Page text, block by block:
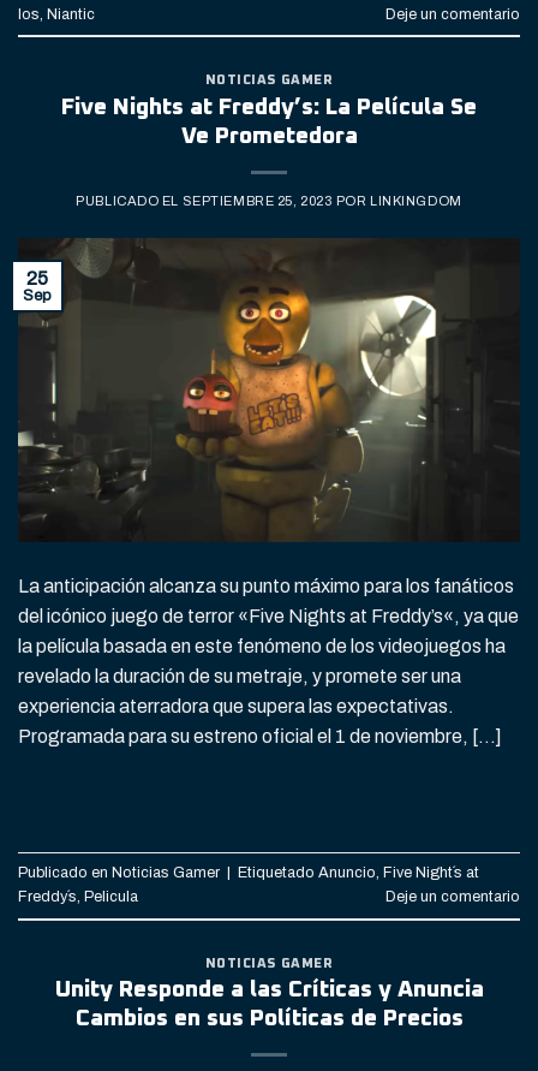
Ios Niantic Deje un comentario
NOTICIAS GAMER
Five Nights at Freddy’s: La Película Se
Ve Prometedora
PUBLICADO EL SEPTIEMBRE 25, 2023 POR LINKINGDOM
25
Sep
La anticipación alcanza su punto máximo para los fanáticos
del icónico juego de terror «Five Nights at Freddy’s«, ya que
la película basada en este fenómeno de los videojuegos ha
revelado la duración de su metraje, y promete ser una
experiencia aterradora que supera las expectativas.
Programada para su estreno oficial el 1 de noviembre, […]
Publicado en Noticias Gamer Etiquetado Anuncio, Five Night´s at
Freddy´s, Pelicula Deje un comentario
NOTICIAS GAMER
Unity Responde a las Críticas y Anuncia
Cambios en sus Políticas de Precios